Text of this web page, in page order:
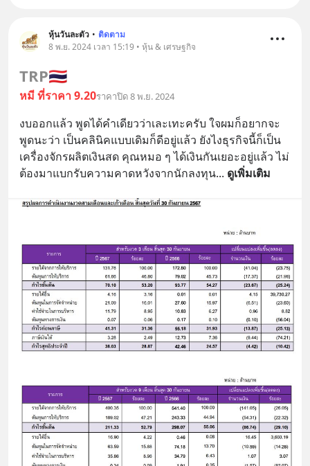
หุ้นวันละตัว • ติดตาม
8 พ.ย. 2024 เวลา 15:19 • หุ้น & เศรษฐกิจ
TRP🇹🇭
หมี ที่ราคา 9.20ราคาปิด 8 พ.ย. 2024
งบออกแล้ว พูดได้คำเดียวว่าเละเทะครับ ใจผมก็อยากจะ
พูดนะว่า เป็นคลินิคแบบเดิมก็ดีอยู่แล้ว ยังไงธุรกิจนี้ก็เป็น
เครื่องจักรผลิตเงินสด คุณหมอ ๆ ได้เงินกันเยอะอยู่แล้ว ไม่
ต้องมาแบกรับความคาดหวังจากนักลงทุน... ดูเพิ่มเติม